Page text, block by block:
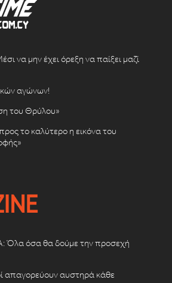
να μην έχει όρεξη να παίξει μαζί
αγώνων!
του Θρύλου»
το καλύτερο η εικόνα του
όσα θα δούμε την προσεχή
απαγορεύουν αυστηρά κάθε